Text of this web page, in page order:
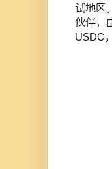
试地区
伙伴，
USDC